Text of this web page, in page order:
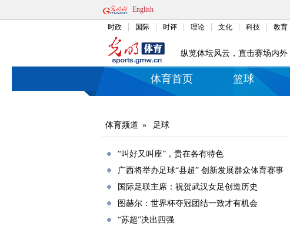
English
时政 国际 时评 理论 文化 科技 教育
纵览体坛风云，直击赛场内外
体育首页 篮球
体育频道 » 足球
“叫好又叫座”，贵在各有特色
广西将举办足球“县超” 创新发展群众体育赛事
国际足联主席：祝贺武汉女足创造历史
图赫尔：世界杯夺冠团结一致才有机会
“苏超”决出四强